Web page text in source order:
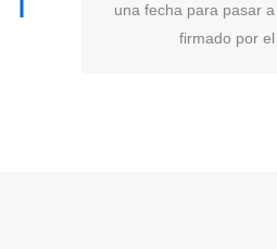
una fecha para pasar
firmado por el